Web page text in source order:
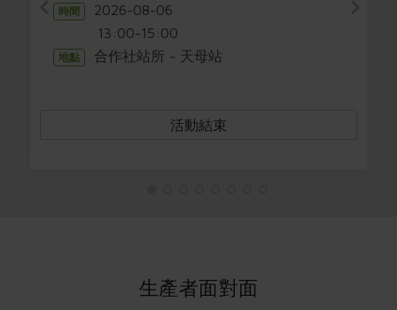
時間 2026-08-06
13:00-15:00
地點 合作社站所 - 天母站
活動結束
生產者面對面